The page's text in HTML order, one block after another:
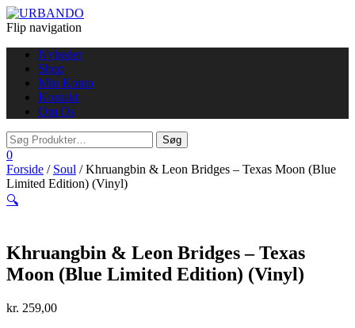
Flip navigation
Nyheder
Shop
Min Konto
Kontakt
Om Os
0
Forside / Soul / Khruangbin & Leon Bridges – Texas Moon (Blue
Limited Edition) (Vinyl)
🔍
Khruangbin & Leon Bridges – Texas
Moon (Blue Limited Edition) (Vinyl)
kr. 259,00